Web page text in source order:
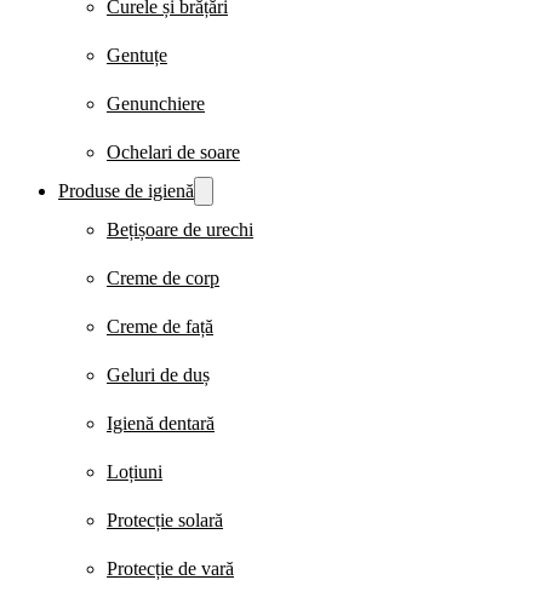
Curele și brățări
Gentuțe
Genunchiere
Ochelari de soare
Produse de igienă
Bețișoare de urechi
Creme de corp
Creme de față
Geluri de duș
Igienă dentară
Loțiuni
Protecție solară
Protecție de vară